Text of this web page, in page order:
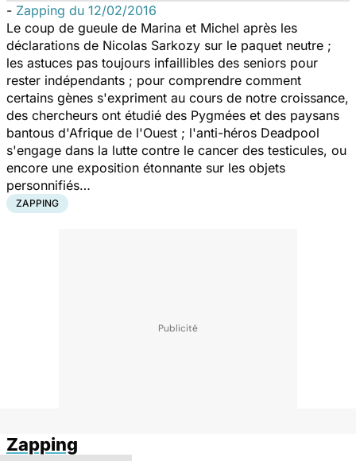
- Zapping du 12/02/2016
Le coup de gueule de Marina et Michel après les
déclarations de Nicolas Sarkozy sur le paquet neutre ;
les astuces pas toujours infaillibles des seniors pour
rester indépendants ; pour comprendre comment
certains gènes s'expriment au cours de notre croissance,
des chercheurs ont étudié des Pygmées et des paysans
bantous d'Afrique de l'Ouest ; l'anti-héros Deadpool
s'engage dans la lutte contre le cancer des testicules, ou
encore une exposition étonnante sur les objets
personnifiés…
ZAPPING
Zapping